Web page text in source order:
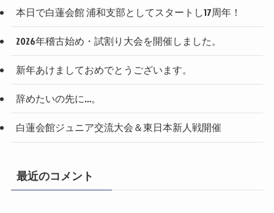
本日で白蓮会館 浦和支部としてスタートし17周年！
2026年稽古始め・試割り大会を開催しました。
新年あけましておめでとうございます。
辞めたいの先に…。
白蓮会館ジュニア交流大会＆東日本新人戦開催
最近のコメント